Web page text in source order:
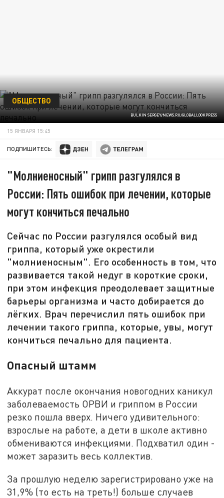
BULKIN SERGEY/NEWS.RU/GLOBALLOOKPRESS
ОБЩЕСТВО
15 ЯНВАРЯ 15:45
ПОДПИШИТЕСЬ:
"Молниеносный" грипп разгулялся в
России: Пять ошибок при лечении, которые
могут кончиться печально
Сейчас по России разгулялся особый вид
гриппа, который уже окрестили
"молниеносным". Его особенность в том, что
развивается такой недуг в короткие сроки,
при этом инфекция преодолевает защитные
барьеры организма и часто добирается до
лёгких. Врач перечислил пять ошибок при
лечении такого гриппа, которые, увы, могут
кончиться печально для пациента.
Опасный штамм
Аккурат после окончания новогодних каникул
заболеваемость ОРВИ и гриппом в России
резко пошла вверх. Ничего удивительного:
взрослые на работе, а дети в школе активно
обмениваются инфекциями. Подхватил один -
может заразить весь коллектив.
За прошлую неделю зарегистрировано уже на
31,9% (то есть на треть!) больше случаев